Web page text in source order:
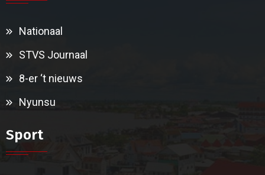
Nationaal
STVS Journaal
8-er ‘t nieuws
Nyunsu
Sport